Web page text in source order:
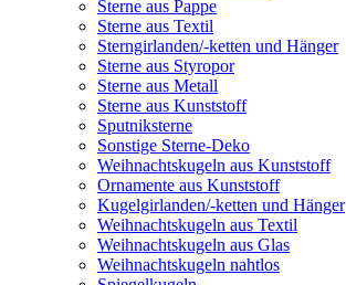
Sterne aus Pappe
Sterne aus Textil
Sterngirlanden/-ketten und Hänger
Sterne aus Styropor
Sterne aus Metall
Sterne aus Kunststoff
Sputniksterne
Sonstige Sterne-Deko
Weihnachtskugeln aus Kunststoff
Ornamente aus Kunststoff
Kugelgirlanden/-ketten und Hänger
Weihnachtskugeln aus Textil
Weihnachtskugeln aus Glas
Weihnachtskugeln nahtlos